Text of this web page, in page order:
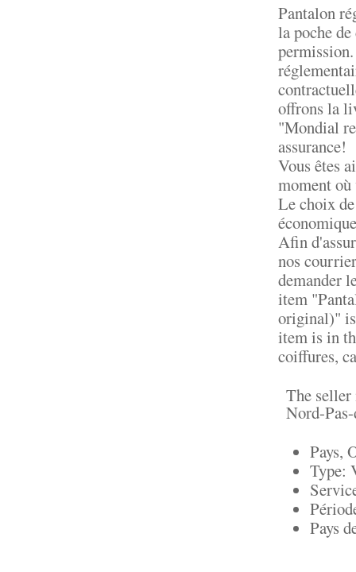
Pantalon
la poche
offrons la
"Mondial
assurance!
Vous êtes
moment
Le choix
Afin
nos
demander
item
original)"
item is in
coiffures,
The
Nord-
Pays,
Type:
Pays